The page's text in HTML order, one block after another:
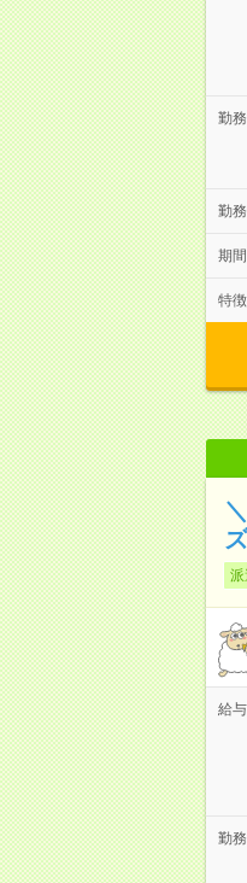
勤
勤
期間
特徴
派
給与
勤